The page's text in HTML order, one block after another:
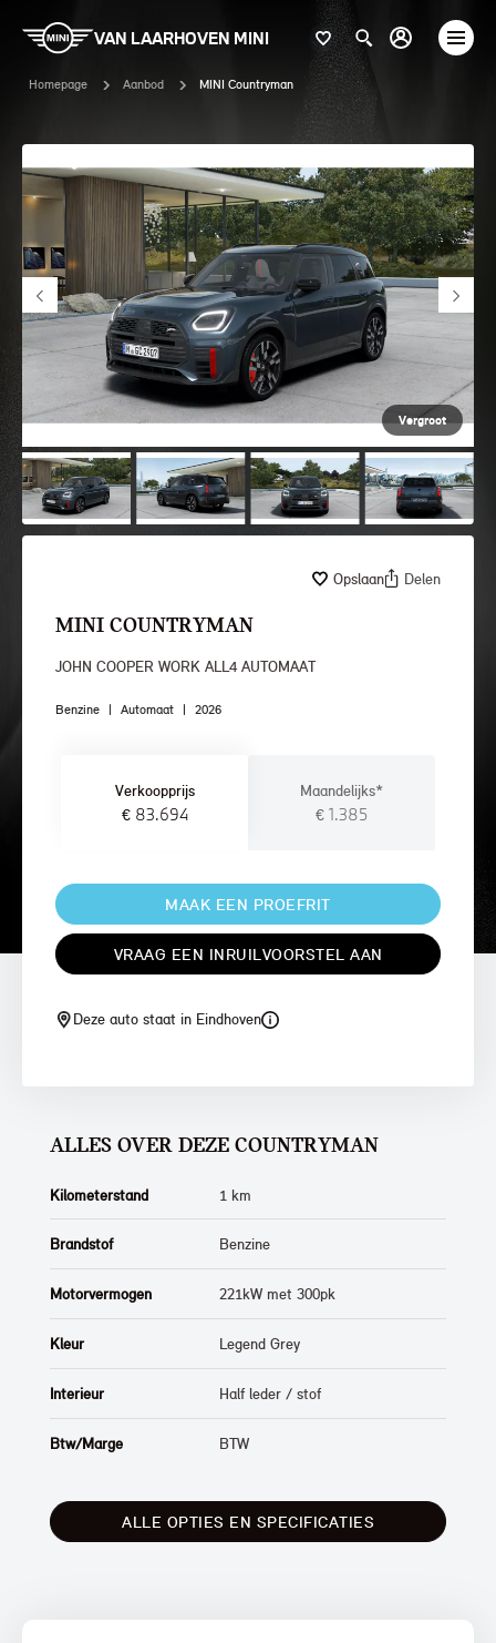
VAN LAARHOVEN MINI
Homepage Aanbod MINI Countryman
Vergroot
Opslaan Delen
MINI COUNTRYMAN
JOHN COOPER WORK ALL4 AUTOMAAT
Benzine | Automaat | 2026
Verkoopprijs
€ 83.694
Maandelijks*
€ 1.385
MAAK EEN PROEFRIT
VRAAG EEN INRUILVOORSTEL AAN
Deze auto staat in Eindhoven
ALLES OVER DEZE COUNTRYMAN
Kilometerstand 1 km
Brandstof Benzine
Motorvermogen 221kW met 300pk
Kleur Legend Grey
Interieur Half leder / stof
Btw/Marge BTW
ALLE OPTIES EN SPECIFICATIES